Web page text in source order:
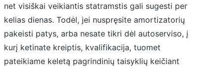
net visiškai veikiantis statramstis gali sugesti per
kelias dienas. Todėl, jei nuspręsite amortizatorių
pakeisti patys, arba nesate tikri dėl autoserviso, į
kurį ketinate kreiptis, kvalifikacija, tuomet
pateikiame keletą pagrindinių taisyklių keičiant